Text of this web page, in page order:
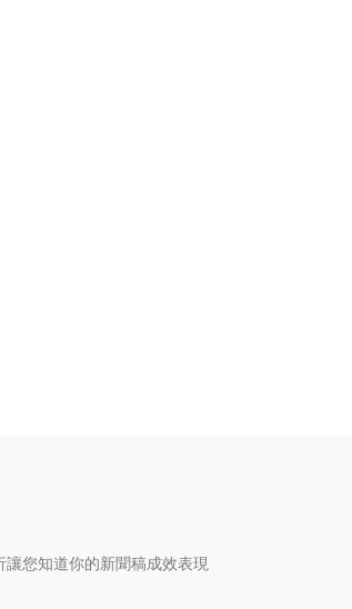
您知道你的新聞稿成效表現